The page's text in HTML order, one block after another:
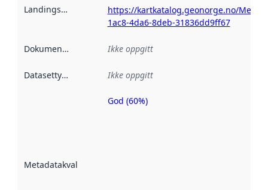
Landingsside
https://kartkatalog.geonorge.no/
1ac8-4da6-8deb-31836dd9ff67
Dokumentasjon Ikke oppgitt
Datasettype Ikke oppgitt
Metadatakvalitet
Metadatakvalitet
God (60%)